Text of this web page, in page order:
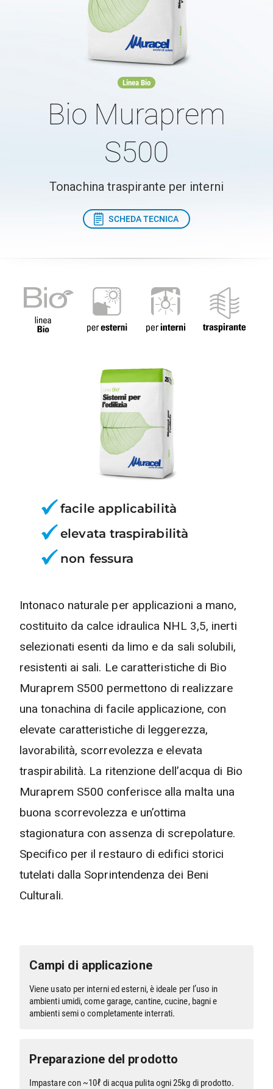
Linea Bio
Bio Muraprem
S500
Tonachina traspirante per interni
SCHEDA TECNICA
facile applicabilità
elevata traspirabilità
non fessura
Intonaco naturale per applicazioni a mano,
costituito da calce idraulica NHL 3,5, inerti
selezionati esenti da limo e da sali solubili,
resistenti ai sali. Le caratteristiche di Bio
Muraprem S500 permettono di realizzare
una tonachina di facile applicazione, con
elevate caratteristiche di leggerezza,
lavorabilità, scorrevolezza e elevata
traspirabilità. La ritenzione dell’acqua di Bio
Muraprem S500 conferisce alla malta una
buona scorrevolezza e un’ottima
stagionatura con assenza di screpolature.
Specifico per il restauro di edifici storici
tutelati dalla Soprintendenza dei Beni
Culturali.
Campi di applicazione
Viene usato per interni ed esterni, è ideale per l’uso in
ambienti umidi, come garage, cantine, cucine, bagni e
ambienti semi o completamente interrati.
Preparazione del prodotto
Impastare con ~10ℓ di acqua pulita ogni 25kg di prodotto.